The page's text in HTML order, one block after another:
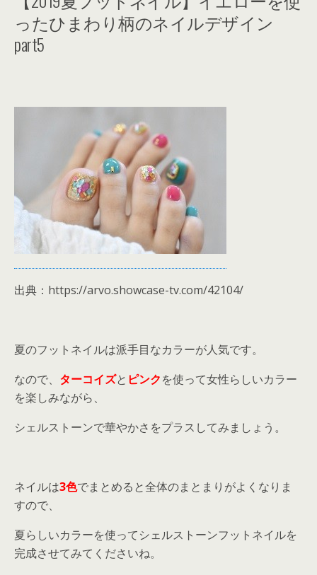
ったひまわり柄のネイルデザイン
part5
出典：https://arvo.showcase-tv.com/42104/
夏のフットネイルは派手目なカラーが人気です。
なので、 ターコイズと ピンクを使って女性らしいカラー
を楽しみながら、
シェルストーンで華やかさをプラスしてみましょう。
ネイルは3色でまとめると全体のまとまりがよくなりま
すので、
夏らしいカラーを使ってシェルストーンフットネイルを
完成させてみてくださいね。